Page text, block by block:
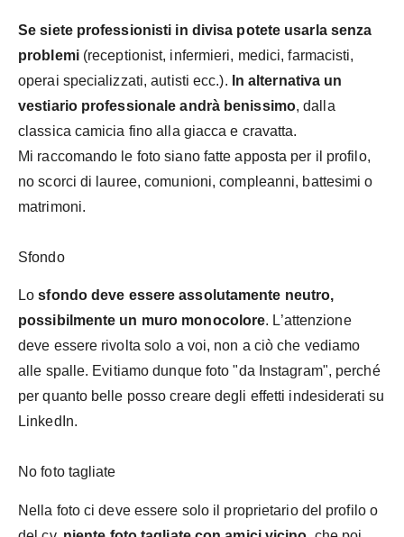
Se siete professionisti in divisa potete usarla senza
problemi(receptionist, infermieri, medici, farmacisti,
operai specializzati, autisti ecc.). In alternativa un
vestiario professionale andrà benissimo, dalla
classica camicia fino alla giacca e cravatta.
Mi raccomando le foto siano fatte apposta per il profilo,
no scorci di lauree, comunioni, compleanni, battesimi o
matrimoni.
Sfondo
Losfondo deve essere assolutamente neutro,
possibilmente un muro monocolore. L’attenzione
deve essere rivolta solo a voi, non a ciò che vediamo
alle spalle. Evitiamo dunque foto "da Instagram", perché
per quanto belle posso creare degli effetti indesiderati su
LinkedIn.
No foto tagliate
Nella foto ci deve essere solo il proprietario del profilo o